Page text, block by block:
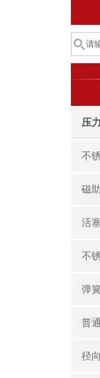
压
不
磁
活
不
弹
普
径